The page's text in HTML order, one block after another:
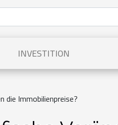
INVESTITION
die Immobilienpreise?